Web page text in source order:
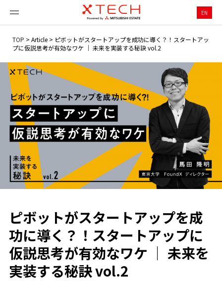
EN
TOP > Article > ピボットがスタートアップを成功に導く？！スタートアッ
プに仮説思考が有効なワケ ｜ 未来を実装する秘訣 vol.2
ピボットがスタートアップを成
功に導く？！スタートアップに
仮説思考が有効なワケ ｜ 未来を
実装する秘訣 vol.2